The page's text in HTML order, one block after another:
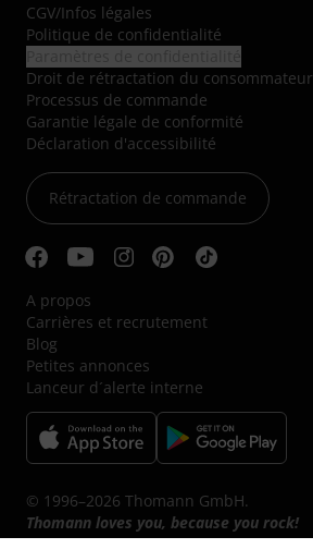
CGV/Infos légales
Politique de confidentialité
Droit de rétractation du consommateur
Processus de commande
Garantie légale de conformité
Déclaration d'accessibilité
Rétractation de commande
A propos
Carrières et recrutement
Blog
Petites annonces
Lanceur d´alerte interne
© 1996–2026 Thomann GmbH.
Thomann loves you, because you rock!